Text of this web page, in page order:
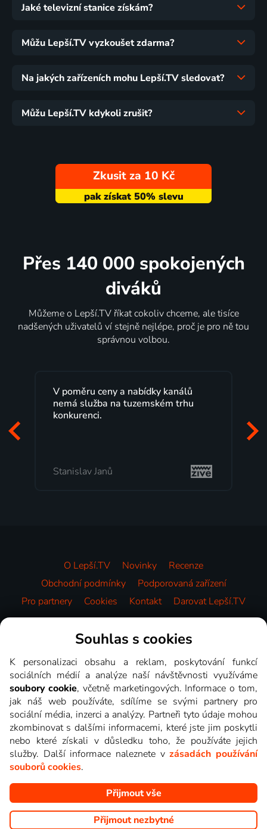
Jaké televizní stanice získám?
Můžu Lepší.TV vyzkoušet zdarma?
Na jakých zařízeních mohu Lepší.TV sledovat?
Můžu Lepší.TV kdykoli zrušit?
Zkusit za 10 Kč
Přes 140 000 spokojených
diváků
Můžeme o Lepší.TV říkat cokoliv chceme, ale tisíce
nadšených uživatelů ví stejně nejlépe, proč je pro ně tou
správnou volbou.
V poměru ceny a nabídky kanálů
nemá služba na tuzemském trhu
konkurenci.
Stanislav Janů
začátek
mi
O Lepší.TV Novinky
Recenze
Obchodní podmínky
Podporovaná zařízení
Pro partnery
Cookies Kontakt Darovat Lepší.TV
Videotéka
Copyright © goNET s.r.o. Na tomto webu jsou zobrazovány
obrázky z pořadů TV stanic, které můžete sledovat v Lepší.TV.
Souhlas s cookies
K personalizaci obsahu a reklam, poskytování funkcí
sociálních médií a analýze naší návštěvnosti využíváme
soubory cookie, včetně marketingových. Informace o tom,
jak náš web používáte, sdílíme se svými partnery pro
sociální média, inzerci a analýzy. Partneři tyto údaje mohou
zkombinovat s dalšími informacemi, které jste jim poskytli
nebo které získali v důsledku toho, že používáte jejich
služby. Další informace naleznete vzásadách používání
souborů cookies.
Přijmout vše
Přijmout nezbytné